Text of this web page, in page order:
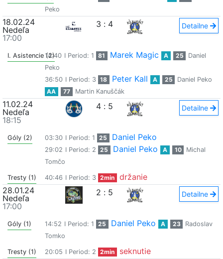
Peko
18.02.24
Nedeľa
17:00
3 : 4 Detailne
I. Asistencie (2)
14:40 I Period: 1 81 Marek Magic A 25
Daniel
Peko
36:50 I Period: 3 18 Peter Kall A 25
Daniel Peko
AA
77 Martin Kanuščák
11.02.24
Nedeľa
18:15
4 : 5 Detailne
Góly (2) 03:30 I Period: 1 25 Daniel Peko
29:02 I Period: 2 25 Daniel Peko A 10
Michal
Tomčo
Tresty (1) 40:46 I Period: 3 2min
držanie
28.01.24
Nedeľa
17:00
2 : 5 Detailne
Góly (1) 14:52 I Period: 1 25 Daniel Peko A 23
Radoslav
Tomko
Tresty (1) 20:05 I Period: 2 2min
seknutie